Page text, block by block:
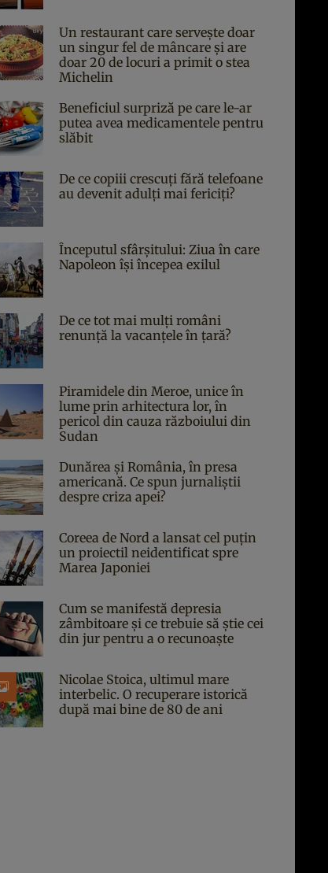
Un restaurant care servește doar
un singur fel de mâncare și are
doar 20 de locuri a primit o stea
Michelin
Beneficiul surpriză pe care le-ar
putea avea medicamentele pentru
slăbit
De ce copiii crescuți fără telefoane
au devenit adulți mai fericiți?
Începutul sfârşitului: Ziua în care
Napoleon îşi începea exilul
De ce tot mai mulți români
renunță la vacanțele în țară?
Piramidele din Meroe, unice în
lume prin arhitectura lor, în
pericol din cauza războiului din
Sudan
Dunărea și România, în presa
americană. Ce spun jurnaliștii
despre criza apei?
Coreea de Nord a lansat cel puțin
un proiectil neidentificat spre
Marea Japoniei
Cum se manifestă depresia
zâmbitoare și ce trebuie să știe cei
din jur pentru a o recunoaște
Nicolae Stoica, ultimul mare
interbelic. O recuperare istorică
după mai bine de 80 de ani